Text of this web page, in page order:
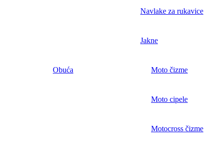
Navlake za rukavice
Jakne
Obuća Moto čizme
Moto cipele
Motocross čizme